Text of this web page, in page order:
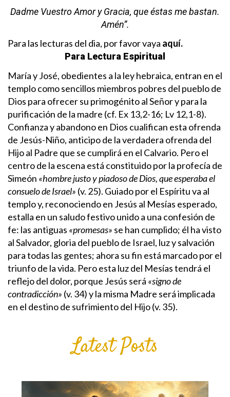
Dadme Vuestro Amor y Gracia, que éstas me bastan.
Amén”.
Para las lecturas del dia, por favor vaya aquí.
Para Lectura Espiritual
María y José, obedientes a la ley hebraica, entran en el
templo como sencillos miembros pobres del pueblo de
Dios para ofrecer su primogénito al Señor y para la
purificación de la madre (cf. Ex 13,2-16; Lv 12,1-8).
Confianza y abandono en Dios cualifican esta ofrenda
de Jesús-Niño, anticipo de la verdadera ofrenda del
Hijo al Padre que se cumplirá en el Calvario. Pero el
centro de la escena está constituido por la profecía de
Simeón «hombre justo y piadoso de Dios, que esperaba el
consuelo de Israel» (v. 25). Guiado por el Espíritu va al
templo y, reconociendo en Jesús al Mesías esperado,
estalla en un saludo festivo unido a una confesión de
fe: las antiguas «promesas» se han cumplido; él ha visto
al Salvador, gloria del pueblo de Israel, luz y salvación
para todas las gentes; ahora su fin está marcado por el
triunfo de la vida. Pero esta luz del Mesías tendrá el
reflejo del dolor, porque Jesús será «signo de
contradicción» (v. 34) y la misma Madre será implicada
en el destino de sufrimiento del Hijo (v. 35).
Latest Posts